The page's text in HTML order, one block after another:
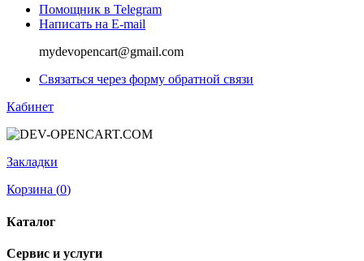
Помощник в Telegram
Написать на E-mail
mydevopencart@gmail.com
Связаться через форму обратной связи
Кабинет
Закладки
Корзина (0)
Каталог
Сервис и услуги